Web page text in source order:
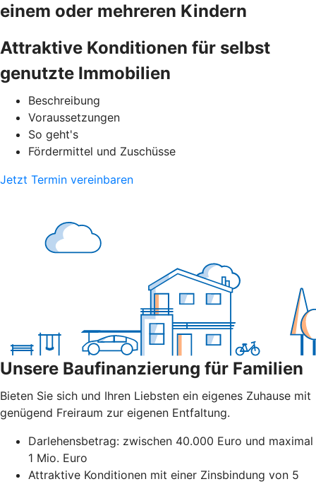
einem oder mehreren Kindern
Attraktive Konditionen für selbst
genutzte Immobilien
Beschreibung
Voraussetzungen
So geht's
Fördermittel und Zuschüsse
Jetzt Termin vereinbaren
Unsere Baufinanzierung für Familien
Bieten Sie sich und Ihren Liebsten ein eigenes Zuhause mit
genügend Freiraum zur eigenen Entfaltung.
Darlehensbetrag: zwischen 40.000 Euro und maximal
1 Mio. Euro
Attraktive Konditionen mit einer Zinsbindung von 5